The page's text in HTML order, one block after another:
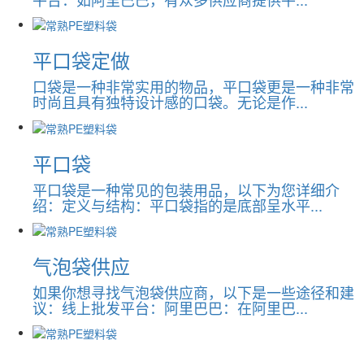
平口袋定做
口袋是一种非常实用的物品，平口袋更是一种非常
时尚且具有独特设计感的口袋。无论是作...
平口袋
平口袋是一种常见的包装用品，以下为您详细介
绍：定义与结构：平口袋指的是底部呈水平...
气泡袋供应
如果你想寻找气泡袋供应商，以下是一些途径和建
议：线上批发平台：阿里巴巴：在阿里巴...